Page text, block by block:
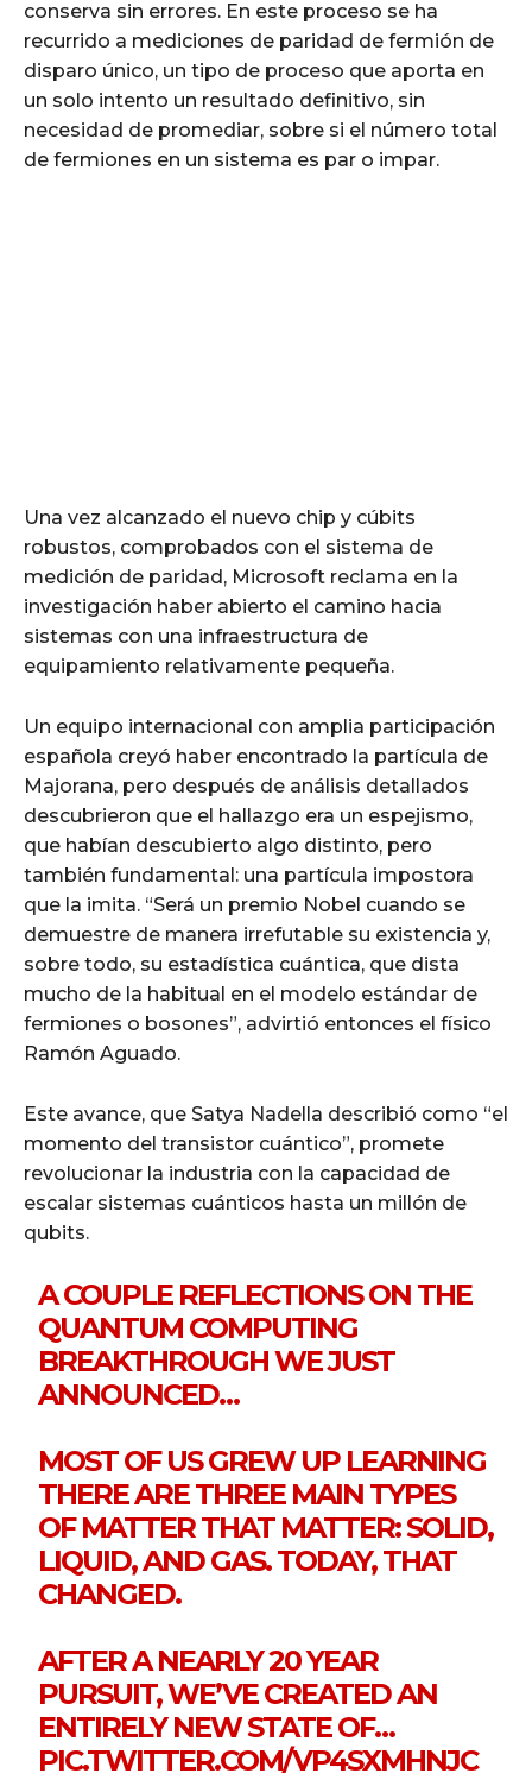
conserva sin errores. En este proceso se ha
recurrido a mediciones de paridad de fermión de
disparo único, un tipo de proceso que aporta en
un solo intento un resultado definitivo, sin
necesidad de promediar, sobre si el número total
de fermiones en un sistema es par o impar.
Una vez alcanzado el nuevo chip y cúbits
robustos, comprobados con el sistema de
medición de paridad, Microsoft reclama en la
investigación haber abierto el camino hacia
sistemas con una infraestructura de
equipamiento relativamente pequeña.
Un equipo internacional con amplia participación
española creyó haber encontrado la partícula de
Majorana, pero después de análisis detallados
descubrieron que el hallazgo era un espejismo,
que habían descubierto algo distinto, pero
también fundamental: una partícula impostora
que la imita. “Será un premio Nobel cuando se
demuestre de manera irrefutable su existencia y,
sobre todo, su estadística cuántica, que dista
mucho de la habitual en el modelo estándar de
fermiones o bosones”, advirtió entonces el físico
Ramón Aguado.
Este avance, que Satya Nadella describió como “el
momento del transistor cuántico”, promete
revolucionar la industria con la capacidad de
escalar sistemas cuánticos hasta un millón de
qubits.
A COUPLE REFLECTIONS ON THE
QUANTUM COMPUTING
BREAKTHROUGH WE JUST
ANNOUNCED…
MOST OF US GREW UP LEARNING
THERE ARE THREE MAIN TYPES
OF MATTER THAT MATTER: SOLID,
LIQUID, AND GAS. TODAY, THAT
CHANGED.
AFTER A NEARLY 20 YEAR
PURSUIT, WE’VE CREATED AN
ENTIRELY NEW STATE OF…
PIC.TWITTER.COM/VP4SXMHNJC